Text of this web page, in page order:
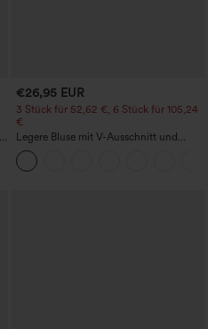
€26,95 EUR
3 Stück für 52,62 €, 6 Stück für 105,24
€
Legere Bluse mit V-Ausschnitt und
kurzen Puffärmeln